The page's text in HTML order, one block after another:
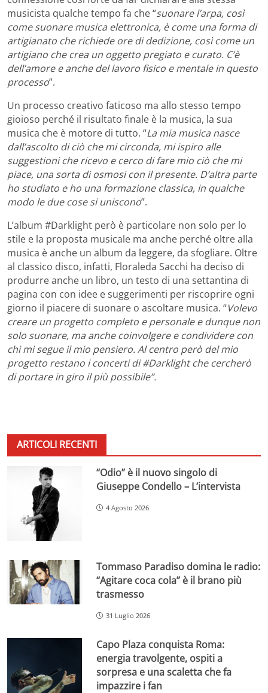
musicista qualche tempo fa che “suonare l’arpa, così
come suonare musica elettronica, è come una forma di
artigianato che richiede ore di dedizione, così come un
artigiano che crea un oggetto pregiato e curato. C’è
dell’amore e anche del lavoro fisico e mentale in questo
processo”.
Un processo creativo faticoso ma allo stesso tempo
gioioso perché il risultato finale è la musica, la sua
musica che è motore di tutto. “La mia musica nasce
dall’ascolto di ciò che mi circonda, mi ispiro alle
suggestioni che ricevo e cerco di fare mio ciò che mi
piace, una sorta di osmosi con il presente. D’altra parte
ho studiato e ho una formazione classica, in qualche
modo le due cose si uniscono”.
L’album #Darklight però è particolare non solo per lo
stile e la proposta musicale ma anche perché oltre alla
musica è anche un album da leggere, da sfogliare. Oltre
al classico disco, infatti, Floraleda Sacchi ha deciso di
produrre anche un libro, un testo di una settantina di
pagina con con idee e suggerimenti per riscoprire ogni
giorno il piacere di suonare o ascoltare musica. “Volevo
creare un progetto completo e personale e dunque non
solo suonare, ma anche coinvolgere e condividere con
chi mi segue il mio pensiero. Al centro però del mio
progetto restano i concerti di #Darklight che cercherò
di portare in giro il più possibile”.
ARTICOLI RECENTI
“Odio” è il nuovo singolo di
Giuseppe Condello – L’intervista
4 Agosto 2026
Tommaso Paradiso domina le radio:
“Agitare coca cola” è il brano più
trasmesso
31 Luglio 2026
Capo Plaza conquista Roma:
energia travolgente, ospiti a
sorpresa e una scaletta che fa
impazzire i fan